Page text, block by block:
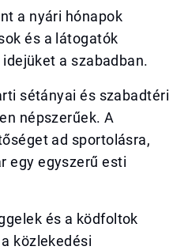
a nyári hónapok
és a látogatók
a szabadban.
sétányai és szabadtéri
népszerűek. A
ad sportolásra,
egy egyszerű esti
és a ködfoltok
közlekedési